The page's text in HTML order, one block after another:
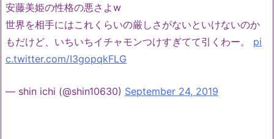
安藤美姫の性格の悪さよw
世界を相手にはこれくらいの厳しさがないといけないのか
もだけど、いちいちイチャモンつけすぎてて引くわー。 pi
c.twitter.com/I3gopqkFLG
— shin ichi (@shin10630) September 24, 2019